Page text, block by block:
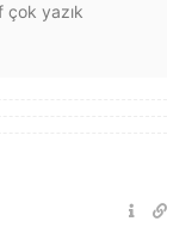
yazık